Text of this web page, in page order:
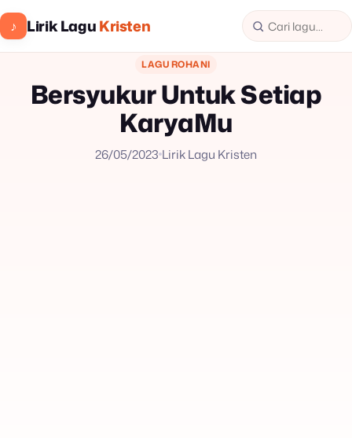
♪ Lirik LaguKristen
LAGU ROHANI
Bersyukur Untuk Setiap
KaryaMu
26/05/2023 Lirik Lagu Kristen